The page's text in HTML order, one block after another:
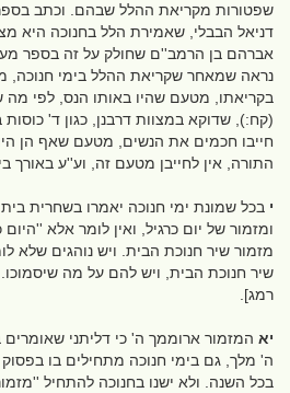
שפטורות מקריאת ההלל שבהם. וכתב
דניאל הבבלי, שאמירת הלל בחנוכה היא
אברהם בן הרמב''ם שחולק על זה בספר
נראה שמאחר שקריאת ההלל בימי חנוכה,
בקריאתו, מטעם שהיו באותו הנס, לפי מה
(קח:), שדוקא במצוות דרבנן, כגון ד'
חייבו חכמים את הנשים, מטעם שאף הן
התורה, אין לחייבן מטעם זה, וע''ע באורך
י בכל שמונת ימי חנוכה יאמרו בשחרית בית
ומזמור של יום כרגיל, ואין לומר אלא
מזמור שיר חנוכת הבית. ויש נוהגים שלא
שיר חנוכת הבית, ויש להם על מה
רמג].
יא המזמור ארוממך ה' כי דליתני
ה' מלך, גם בימי חנוכה מתחילים בו
בכל השנה. ולא ישנו בחנוכה להתחיל